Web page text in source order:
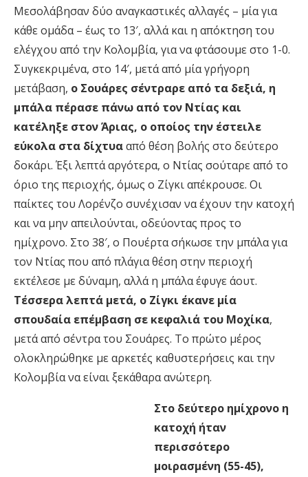
Μεσολάβησαν δύο αναγκαστικές αλλαγές – μία για
κάθε ομάδα – έως το 13′, αλλά και η απόκτηση του
ελέγχου από την Κολομβία, για να φτάσουμε στο 1-0.
Συγκεκριμένα, στο 14′, μετά από μία γρήγορη
μετάβαση, ο Σουάρες σέντραρε από τα δεξιά, η
μπάλα πέρασε πάνω από τον Ντίας και
κατέληξε στον Άριας, ο οποίος την έστειλε
εύκολα στα δίχτυααπό θέση βολής στο δεύτερο
δοκάρι. Έξι λεπτά αργότερα, ο Ντίας σούταρε από το
όριο της περιοχής, όμως ο Ζίγκι απέκρουσε. Οι
παίκτες του Λορένζο συνέχισαν να έχουν την κατοχή
και να μην απειλούνται, οδεύοντας προς το
ημίχρονο. Στο 38′, ο Πουέρτα σήκωσε την μπάλα για
τον Ντίας που από πλάγια θέση στην περιοχή
εκτέλεσε με δύναμη, αλλά η μπάλα έφυγε άουτ.
Τέσσερα λεπτά μετά, ο Ζίγκι έκανε μία
σπουδαία επέμβαση σε κεφαλιά του Μοχίκα,
μετά από σέντρα του Σουάρες. Το πρώτο μέρος
ολοκληρώθηκε με αρκετές καθυστερήσεις και την
Κολομβία να είναι ξεκάθαρα ανώτερη.
Στο δεύτερο ημίχρονο η
κατοχή ήταν
περισσότερο
μοιρασμένη (55-45),